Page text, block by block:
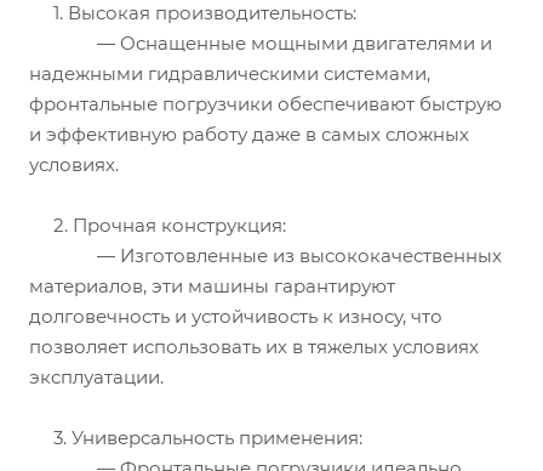
1. Высокая производительность:
— Оснащенные мощными двигателями и
надежными гидравлическими системами,
фронтальные погрузчики обеспечивают быструю
и эффективную работу даже в самых сложных
условиях.
2. Прочная конструкция:
— Изготовленные из высококачественных
материалов, эти машины гарантируют
долговечность и устойчивость к износу, что
позволяет использовать их в тяжелых условиях
эксплуатации.
3. Универсальность применения: